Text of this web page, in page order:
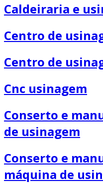
Caldeiraria e
Centro de
Centro de
Cnc usinagem
Conserto e
de usinagem
Conserto e
máquina de